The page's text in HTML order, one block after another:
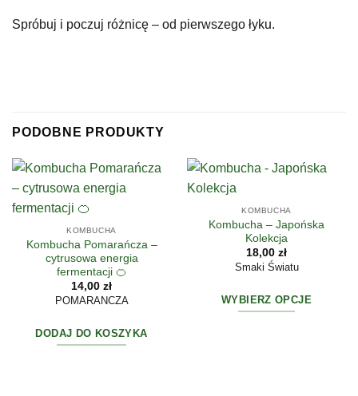
Spróbuj i poczuj różnicę – od pierwszego łyku.
PODOBNE PRODUKTY
KOMBUCHA
Kombucha Pomarańcza –
cytrusowa energia
fermentacji 🍊
14,00 zł
POMARANCZA
DODAJ DO KOSZYKA
KOMBUCHA
Kombucha – Japońska
Kolekcja
18,00 zł
Smaki Światu
WYBIERZ OPCJE